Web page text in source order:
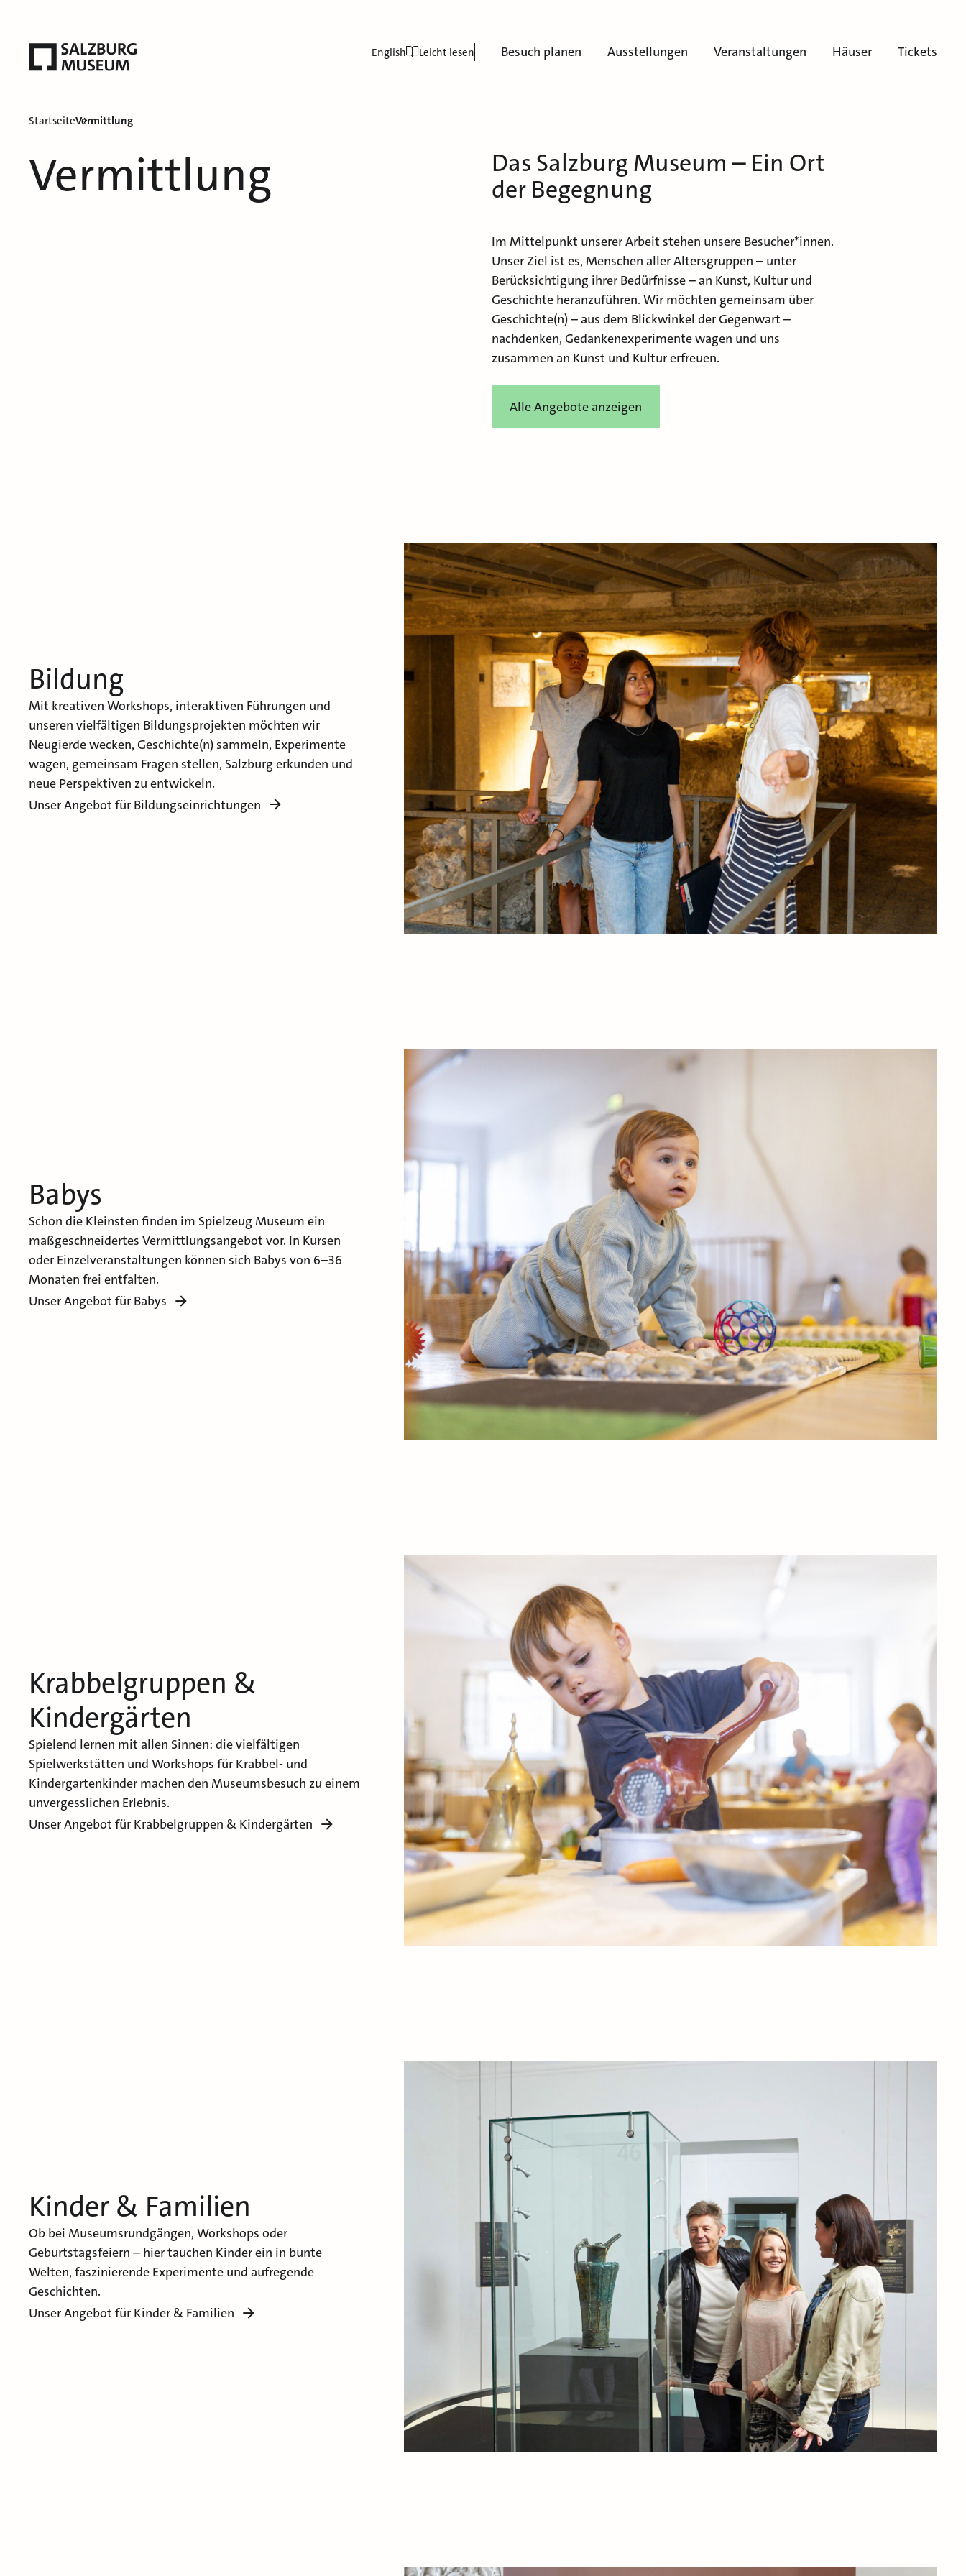
Besuch planen Ausstellungen Veranstaltungen Häuser Tickets
English Leicht lesen
StartseiteVermittlung
Vermittlung
Das Salzburg Museum – Ein Ort
der Begegnung
Im Mittelpunkt unserer Arbeit stehen unsere Besucher*innen.
Unser Ziel ist es, Menschen aller Altersgruppen – unter
Berücksichtigung ihrer Bedürfnisse – an Kunst, Kultur und
Geschichte heranzuführen. Wir möchten gemeinsam über
Geschichte(n) – aus dem Blickwinkel der Gegenwart –
nachdenken, Gedankenexperimente wagen und uns
zusammen an Kunst und Kultur erfreuen.
Alle Angebote anzeigen
Bildung
Mit kreativen Workshops, interaktiven Führungen und
unseren vielfältigen Bildungsprojekten möchten wir
Neugierde wecken, Geschichte(n) sammeln, Experimente
wagen, gemeinsam Fragen stellen, Salzburg erkunden und
neue Perspektiven zu entwickeln.
Unser Angebot für Bildungseinrichtungen
Babys
Schon die Kleinsten finden im Spielzeug Museum ein
maßgeschneidertes Vermittlungsangebot vor. In Kursen
oder Einzelveranstaltungen können sich Babys von 6–36
Monaten frei entfalten.
Unser Angebot für Babys
Krabbelgruppen &
Kindergärten
Spielend lernen mit allen Sinnen: die vielfältigen
Spielwerkstätten und Workshops für Krabbel- und
Kindergartenkinder machen den Museumsbesuch zu einem
unvergesslichen Erlebnis.
Unser Angebot für Krabbelgruppen & Kindergärten
Kinder & Familien
Ob bei Museumsrundgängen, Workshops oder
Geburtstagsfeiern – hier tauchen Kinder ein in bunte
Welten, faszinierende Experimente und aufregende
Geschichten.
Unser Angebot für Kinder & Familien